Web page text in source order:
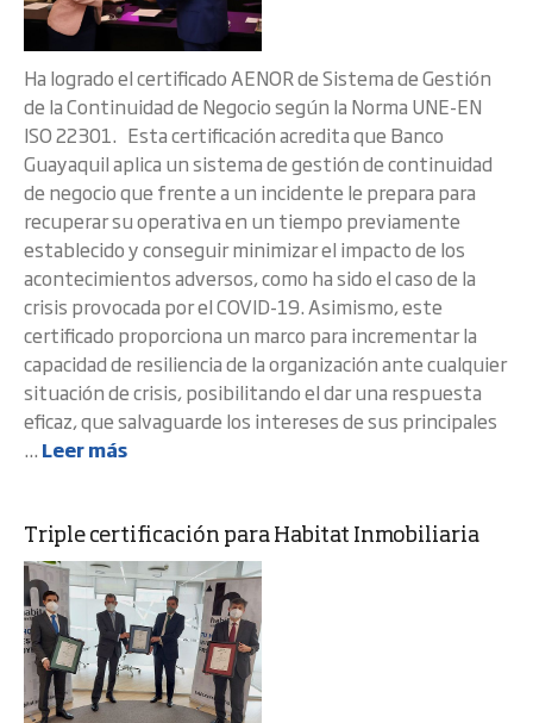
Ha logrado el certificado AENOR de Sistema de Gestión
de la Continuidad de Negocio según la Norma UNE-EN
ISO 22301. Esta certificación acredita que Banco
Guayaquil aplica un sistema de gestión de continuidad
de negocio que frente a un incidente le prepara para
recuperar su operativa en un tiempo previamente
establecido y conseguir minimizar el impacto de los
acontecimientos adversos, como ha sido el caso de la
crisis provocada por el COVID-19. Asimismo, este
certificado proporciona un marco para incrementar la
capacidad de resiliencia de la organización ante cualquier
situación de crisis, posibilitando el dar una respuesta
eficaz, que salvaguarde los intereses de sus principales
... Leer más
Triple certificación para Habitat Inmobiliaria